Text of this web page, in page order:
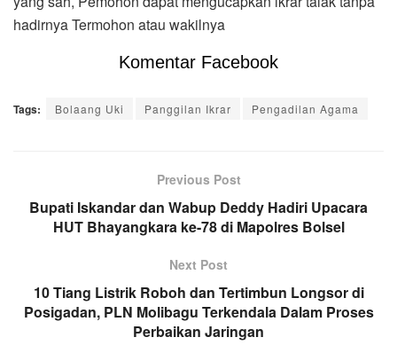
hadirnya Termohon atau wakilnya
Komentar Facebook
Tags: Bolaang Uki Panggilan Ikrar Pengadilan Agama
Previous Post
Bupati Iskandar dan Wabup Deddy Hadiri Upacara
HUT Bhayangkara ke-78 di Mapolres Bolsel
Next Post
10 Tiang Listrik Roboh dan Tertimbun Longsor di
Posigadan, PLN Molibagu Terkendala Dalam Proses
Perbaikan Jaringan